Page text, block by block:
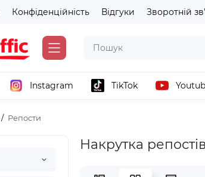
Конфіденційність Відгуки Зворотній
Instagram TikTok
Репости
Накрутка